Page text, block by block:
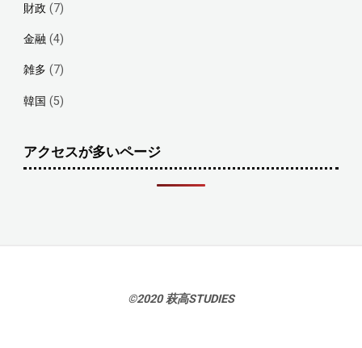
財政 (7)
金融 (4)
雑多 (7)
韓国 (5)
アクセスが多いページ
©2020 萩高STUDIES